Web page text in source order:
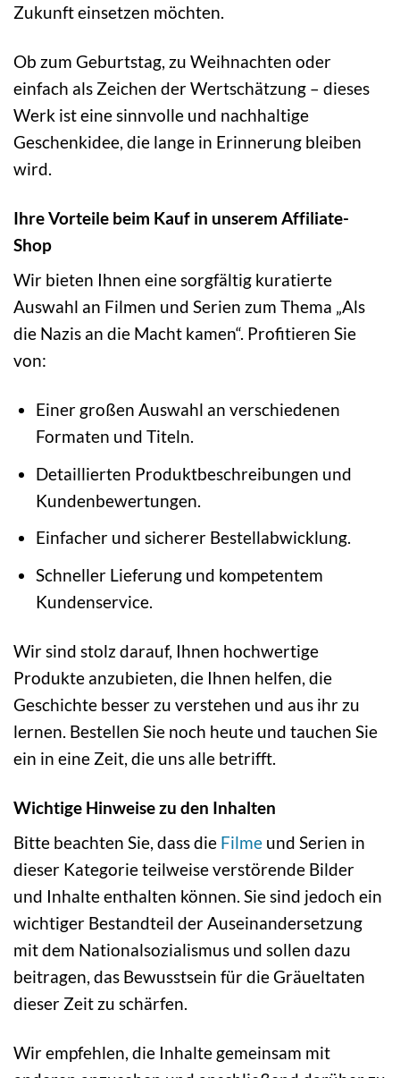
Zukunft einsetzen möchten.
Ob zum Geburtstag, zu Weihnachten oder
einfach als Zeichen der Wertschätzung – dieses
Werk ist eine sinnvolle und nachhaltige
Geschenkidee, die lange in Erinnerung bleiben
wird.
Ihre Vorteile beim Kauf in unserem Affiliate-
Shop
Wir bieten Ihnen eine sorgfältig kuratierte
Auswahl an Filmen und Serien zum Thema „Als
die Nazis an die Macht kamen“. Profitieren Sie
von:
Einer großen Auswahl an verschiedenen
Formaten und Titeln.
Detaillierten Produktbeschreibungen und
Kundenbewertungen.
Einfacher und sicherer Bestellabwicklung.
Schneller Lieferung und kompetentem
Kundenservice.
Wir sind stolz darauf, Ihnen hochwertige
Produkte anzubieten, die Ihnen helfen, die
Geschichte besser zu verstehen und aus ihr zu
lernen. Bestellen Sie noch heute und tauchen Sie
ein in eine Zeit, die uns alle betrifft.
Wichtige Hinweise zu den Inhalten
Bitte beachten Sie, dass die Filme und Serien in
dieser Kategorie teilweise verstörende Bilder
und Inhalte enthalten können. Sie sind jedoch ein
wichtiger Bestandteil der Auseinandersetzung
mit dem Nationalsozialismus und sollen dazu
beitragen, das Bewusstsein für die Gräueltaten
dieser Zeit zu schärfen.
Wir empfehlen, die Inhalte gemeinsam mit